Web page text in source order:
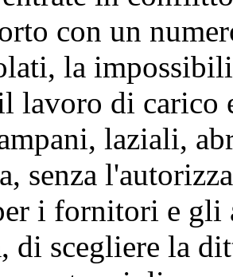
con un
la
lavoro di
laziali,
senza
i fornitori e
di scegliere la